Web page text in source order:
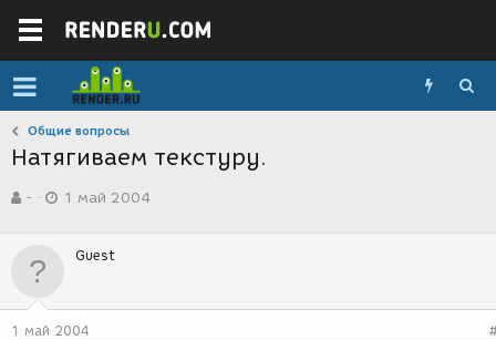
Общие вопросы
Натягиваем текстуру.
в
р
-
а
д
1 май 2004
Guest
1 май 2004